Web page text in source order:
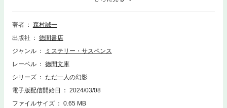
とに届いた、追憶の少女の娘からの手紙。やがて宮越は、追憶の少女が夫
を殺し、服役中に獄死したと聞かされ ることに……（「遠い夏」）。一期
一会の男女の出会いから謎が立ちのぼる、８編のミステリーロマン。運命
共犯者遠い夏
著者
森村誠一
出版社
徳間書店
ジャンル
ミステリー・サスペンス
レーベル
徳間文庫
シリーズ
ただ一人の幻影
電子版配信開始日
2024/03/08
ファイルサイズ
0.65 MB